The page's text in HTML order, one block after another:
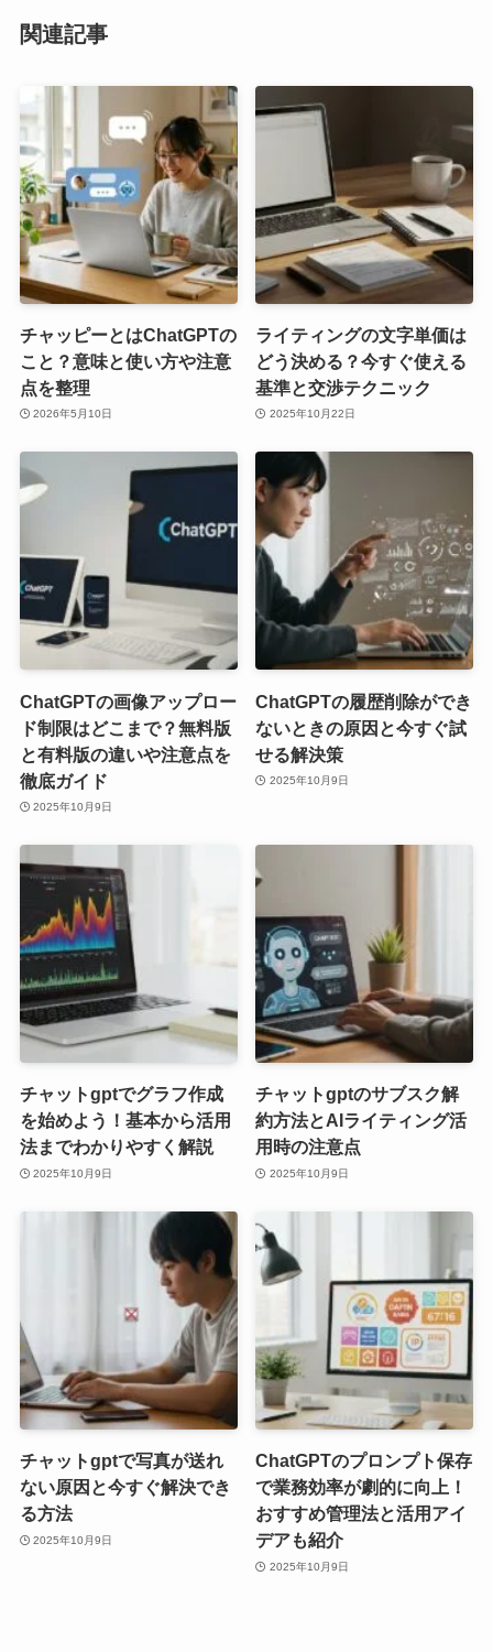
関連記事
チャッピーとはChatGPTの
こと？意味と使い方や注意
点を整理
2026年5月10日
ライティングの文字単価は
どう決める？今すぐ使える
基準と交渉テクニック
2025年10月22日
ChatGPTの画像アップロー
ド制限はどこまで？無料版
と有料版の違いや注意点を
徹底ガイド
2025年10月9日
ChatGPTの履歴削除ができ
ないときの原因と今すぐ試
せる解決策
2025年10月9日
チャットgptでグラフ作成
を始めよう！基本から活用
法までわかりやすく解説
2025年10月9日
チャットgptのサブスク解
約方法とAIライティング活
用時の注意点
2025年10月9日
チャットgptで写真が送れ
ない原因と今すぐ解決でき
る方法
2025年10月9日
ChatGPTのプロンプト保存
で業務効率が劇的に向上！
おすすめ管理法と活用アイ
デアも紹介
2025年10月9日